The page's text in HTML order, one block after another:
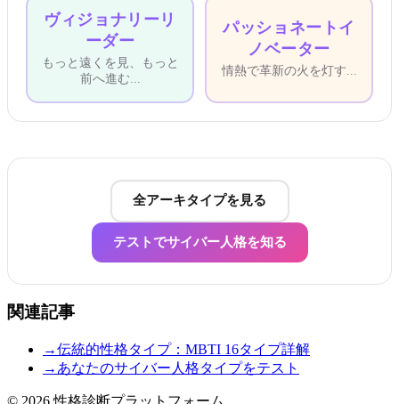
ヴィジョナリーリ
ーダー
もっと遠くを見、もっと
前へ進む...
パッショネートイ
ノベーター
情熱で革新の火を灯す...
全アーキタイプを見る
テストでサイバー人格を知る
関連記事
→伝統的性格タイプ：MBTI 16タイプ詳解
→ あなたのサイバー人格タイプをテスト
© 2026性格診断プラットフォーム